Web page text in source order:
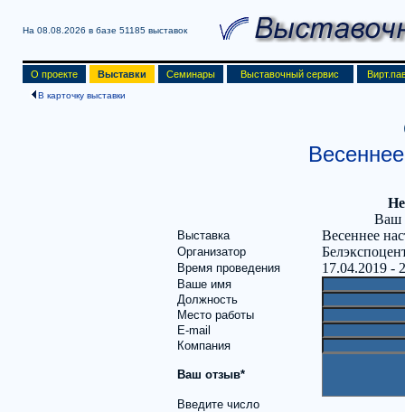
На 08.08.2026 в базе 51185 выставок
О проекте Выставки Семинары Выставочный сервис
В карточку выставки
Ваш
Выставка Весеннее
Организатор
Время проведения 17.04.2019 -
Ваше имя
Должность
Место работы
E-mail
Компания
Ваш отзыв*
Введите число